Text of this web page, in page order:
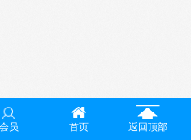
会员 首页 返回顶部